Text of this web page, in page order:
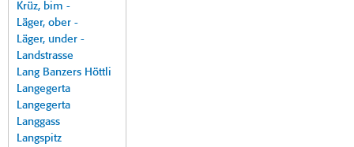
Krüz, bim -
Läger, ober -
Läger, under -
Landstrasse
Lang Banzers Höttli
Langegerta
Langegerta
Langgass
Langspitz